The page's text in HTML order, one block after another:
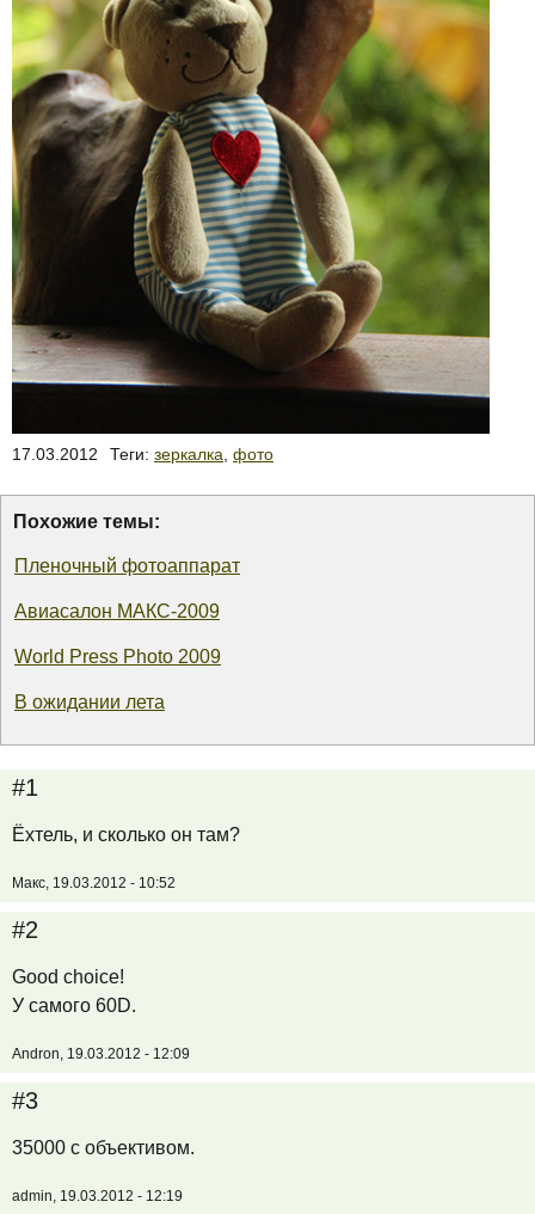
17.03.2012 Теги: зеркалка фото
Похожие темы:
Пленочный фотоаппарат
Авиасалон МАКС-2009
World Press Photo 2009
В ожидании лета
#1
Ёхтель, и сколько он там?
Макс, 19.03.2012 - 10:52
#2
Good choice!
У самого 60D.
Andron, 19.03.2012 - 12:09
#3
35000 с объективом.
admin, 19.03.2012 - 12:19